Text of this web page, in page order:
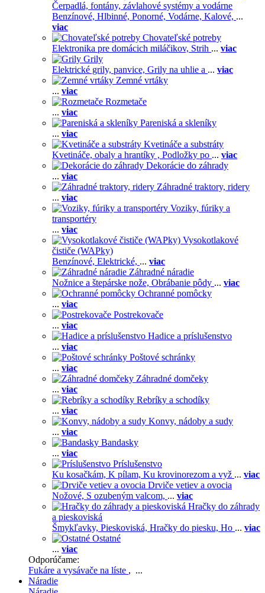
Čerpadlá, fontány, závlahové systémy a vodárne
Benzínové, Hlbinné, Ponorné, Vodárne, Kalové, ...
viac
Chovateľské potreby
Elektronika pre domácich miláčikov, Strih ... viac
Grily
Elektrické grily, panvice, Grily na uhlie a ... viac
Zemné vrtáky
... viac
Rozmetače
... viac
Pareniská a skleníky
... viac
Kvetináče a substráty
Kvetináče, obaly a hrantíky , Podložky po ... viac
Dekorácie do záhrady
... viac
Záhradné traktory, ridery
... viac
Voziky, fúriky a
transportéry
... viac
Vysokotlakové
čističe (WAPky)
Benzínové, Elektrické, ... viac
Záhradné náradie
Nožnice a štepárske nože, Obrábanie pôdy ... viac
Ochranné pomôcky
... viac
Postrekovače
... viac
Hadice a príslušenstvo
... viac
Poštové schránky
... viac
Záhradné domčeky
... viac
Rebríky a schodíky
... viac
Konvy, nádoby a sudy
... viac
Bandasky
... viac
Príslušenstvo
Ku kosačkám, K pílam, Ku krovinorezom a vyž ... viac
Drviče vetiev a ovocia
Nožové, S ozubeným valcom, ... viac
Hračky do záhrady
a pieskoviská
Šmykľavky, Pieskoviská, Hračky do piesku, Ho ... viac
Ostatné
... viac
Odporúčame:
Fukáre a vysávače na líste , ...
Náradie